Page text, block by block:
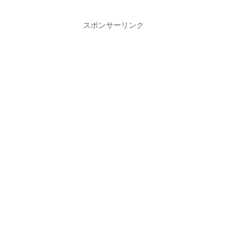
スポンサーリンク